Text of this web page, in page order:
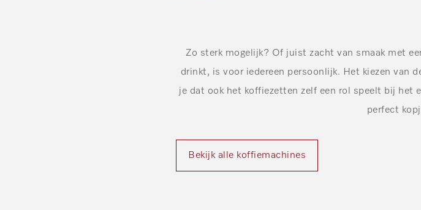
Zo sterk mogelijk? Of juist zacht van smaak met
drinkt, is voor iedereen persoonlijk. Het kiezen van
je dat ook het koffiezetten zelf een rol speelt bij het
perfect
Bekijk alle koffiemachines